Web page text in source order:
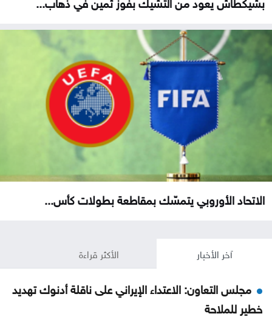
الاتحاد الأوروبي يتمسّك بمقاطعة بطولات كأس...
آخر الأخبار الأكثر قراءة
مجلس التعاون: الاعتداء الإيراني على ناقلة أدنوك تهديد
خطير للملاحة